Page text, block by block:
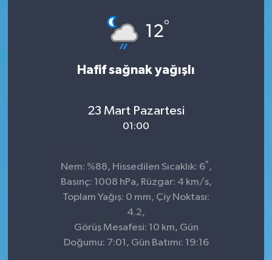
12°
Hafif sağnak yağışlı
23 Mart Pazartesi
01:00
Nem: %88, Hissedilen Sıcaklık: 6° ,
Basınç: 1008 hPa, Rüzgar: 4 km/s,
Toplam Yağış: 0 mm, Çiy Noktası:
4.2,
Görüş Mesafesi: 10 km, Gün
Doğumu: 7:01, Gün Batımı: 19:16
BİLİM VE TEKNOLOJİ
KÜLTÜR-SANAT
ÖZEL HABER